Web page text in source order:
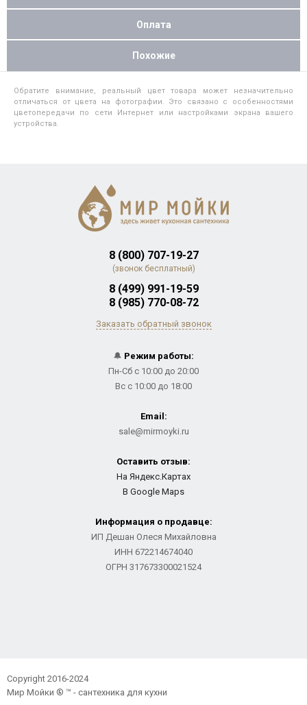
Оплата
Похожие
Обратите внимание, реальный цвет товара может незначительно
отличаться от цвета на фотографии. Это связано с особенностями
цветопередачи по сети Интернет или настройками экрана вашего
устройства.
8 (800) 707-19-27
(звонок бесплатный)
8 (499) 991-19-59
8 (985) 770-08-72
Заказать обратный звонок
🔔 Режим работы:
Пн-Сб с 10:00 до 20:00
Вс с 10:00 до 18:00
Email:
sale@mirmoyki.ru
Оставить отзыв:
На Яндекс.Картах
В Google Maps
Информация о продавце:
ИП Дешан Олеся Михайловна
ИНН 672214674040
ОГРН 317673300021524
Copyright 2016-2024
Мир Мойки ® ™ - сантехника для кухни